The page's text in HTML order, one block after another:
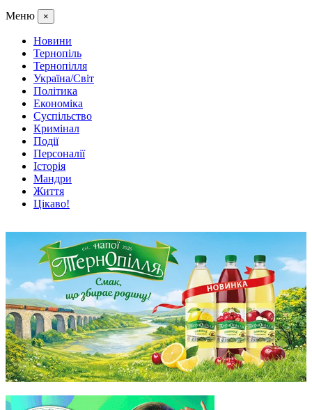
Меню ×
Новини
Тернопіль
Тернопілля
Україна/Світ
Політика
Економіка
Суспільство
Кримінал
Події
Персоналії
Історія
Мандри
Життя
Цікаво!